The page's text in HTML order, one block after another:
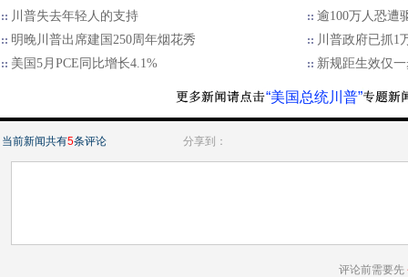
川普失去年轻人的支持
逾100万人恐遭
明晚川普出席建国250周年烟花秀
川普政府已抓1
美国5月PCE同比增长4.1%
新规距生效仅
“美国总统川普”
当前新闻共有5条评论 分享到：
评论前需要先